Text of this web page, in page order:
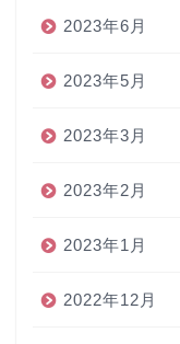
2023年6月
2023年5月
2023年3月
2023年2月
2023年1月
2022年12月